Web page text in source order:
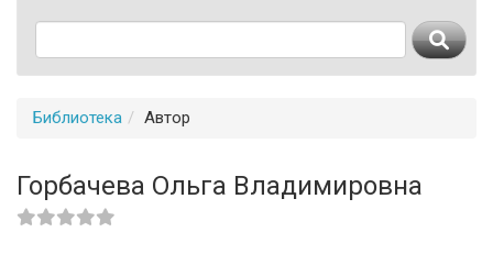
Библиотека Автор
Горбачева Ольга Владимировна